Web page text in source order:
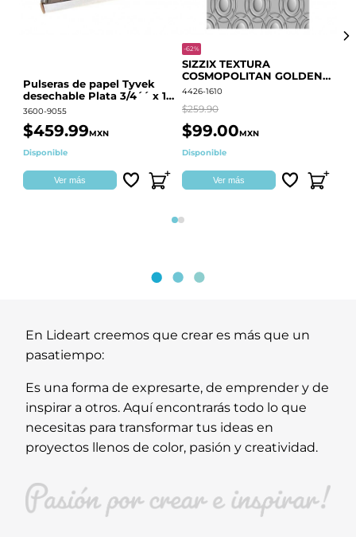
Pulseras de papel Tyvek
desechable Plata 3/4´´ x 10
´´
3600-9055
$459.99MXN
Disponible
Ver más
-62%
SIZZIX TEXTURA
COSMOPOLITAN GOLDEN
RINGS S.PARK 666700
4426-1610
$259.90
$99.00MXN
Disponible
Ver más
Página 1
Página 2
En Lideart creemos que crear es más que un
pasatiempo:
Es una forma de expresarte, de emprender y de
inspirar a otros. Aquí encontrarás todo lo que
necesitas para transformar tus ideas en
proyectos llenos de color, pasión y creatividad.